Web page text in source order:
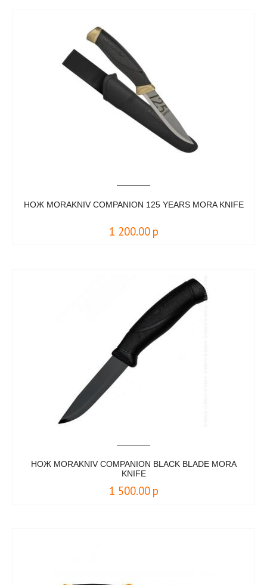
НОЖ MORAKNIV COMPANION 125 YEARS MORA KNIFE
1 200.00 р
НОЖ MORAKNIV COMPANION BLACK BLADE MORA
KNIFE
1 500.00 р